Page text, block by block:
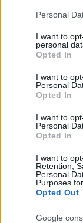
Please note
not limited to
grant or deny
use your data
consent section.
Personal
I want to
personal
Opted In
I want to
Personal
Opted In
I want to
Personal
Opted In
I want to
Retention,
Personal
Purposes
Opted Out
Google
fontosnak
formák,
és ma
Forrás: MTI
Erdély